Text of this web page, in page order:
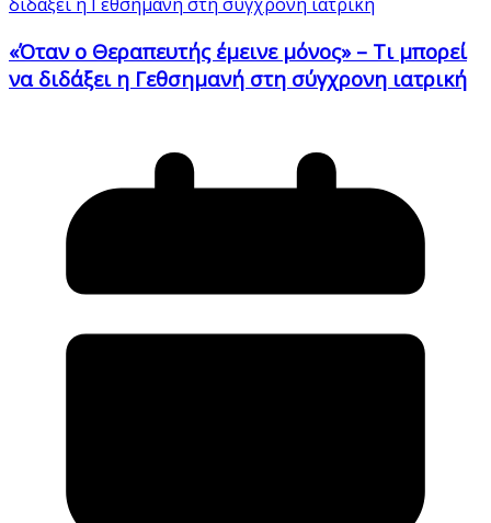
«Όταν ο Θεραπευτής έμεινε μόνος» – Τι μπορεί
να διδάξει η Γεθσημανή στη σύγχρονη ιατρική